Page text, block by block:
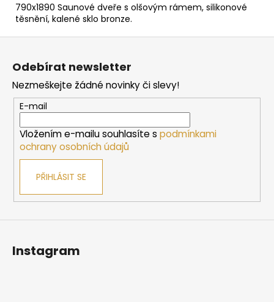
790x1890 Saunové dveře s olšovým rámem, silikonové
těsnění, kalené sklo bronze.
m
e
SAUNOVÁ
KAMNA
NA
DŘEVO
HARVIA
M3
10
138
Kč
Z
Odebírat newsletter
Nezmeškejte žádné novinky či slevy!
E-mail
Vložením e-mailu souhlasíte s podmínkami
ochrany osobních údajů
PŘIHLÁSIT SE
Instagram